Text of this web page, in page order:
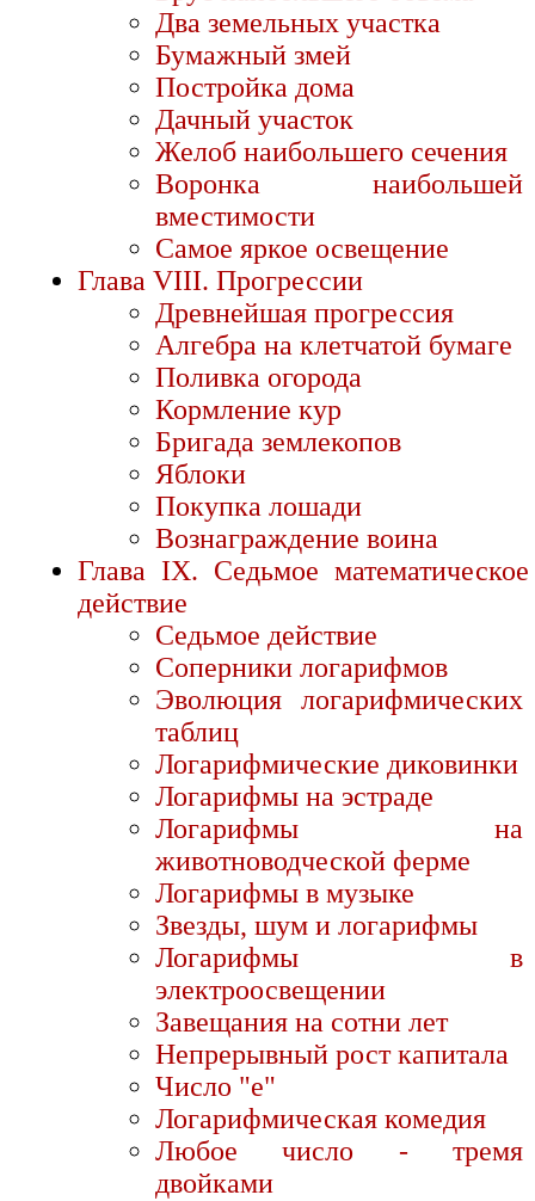
Два земельных участка
Бумажный змей
Постройка дома
Дачный участок
Желоб наибольшего сечения
Воронка наибольшей
вместимости
Самое яркое освещение
Глава VIII. Прогрессии
Древнейшая прогрессия
Алгебра на клетчатой бумаге
Поливка огорода
Кормление кур
Бригада землекопов
Яблоки
Покупка лошади
Вознаграждение воина
Глава IX. Седьмое математическое
действие
Седьмое действие
Соперники логарифмов
Эволюция логарифмических
таблиц
Логарифмические диковинки
Логарифмы на эстраде
Логарифмы на
животноводческой ферме
Логарифмы в музыке
Звезды, шум и логарифмы
Логарифмы в
электроосвещении
Завещания на сотни лет
Непрерывный рост капитала
Число "е"
Логарифмическая комедия
Любое число - тремя
двойками